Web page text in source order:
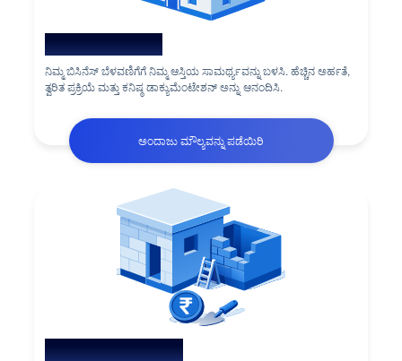
ಆಸ್ತಿ ಮೇಲಿನ ಲೋನ್
ನಿಮ್ಮ ಬಿಸಿನೆಸ್ ಬೆಳವಣಿಗೆಗೆ ನಿಮ್ಮ ಆಸ್ತಿಯ ಸಾಮರ್ಥ್ಯವನ್ನು ಬಳಸಿ. ಹೆಚ್ಚಿನ ಅರ್ಹತೆ,
ತ್ವರಿತ ಪ್ರಕ್ರಿಯೆ ಮತ್ತು ಕನಿಷ್ಠ ಡಾಕ್ಯುಮೆಂಟೇಶನ್ ಅನ್ನು ಆನಂದಿಸಿ.
ಅಂದಾಜು ಮೌಲ್ಯವನ್ನು ಪಡೆಯಿರಿ
ಮನೆ ನವೀಕರಣ ಲೋನ್